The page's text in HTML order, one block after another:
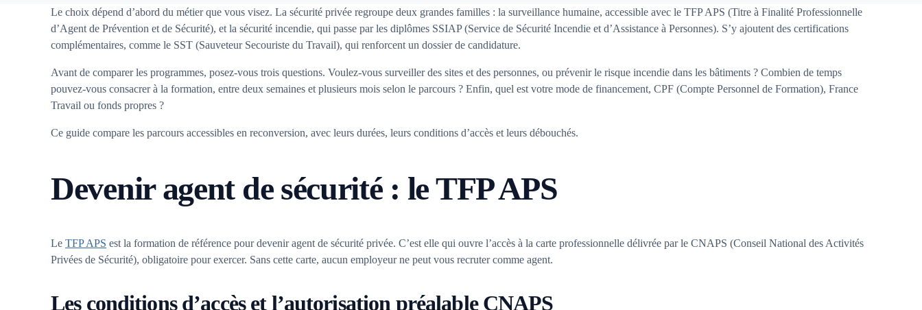
Le choix dépend d’abord du métier que vous visez. La sécurité privée regroupe deux grandes familles : la surveillance humaine, accessible avec le TFP APS (Titre à Finalité Professionnelle
d’Agent de Prévention et de Sécurité), et la sécurité incendie, qui passe par les diplômes SSIAP (Service de Sécurité Incendie et d’Assistance à Personnes). S’y ajoutent des certifications
complémentaires, comme le SST (Sauveteur Secouriste du Travail), qui renforcent un dossier de candidature.
Avant de comparer les programmes, posez-vous trois questions. Voulez-vous surveiller des sites et des personnes, ou prévenir le risque incendie dans les bâtiments ? Combien de temps
pouvez-vous consacrer à la formation, entre deux semaines et plusieurs mois selon le parcours ? Enfin, quel est votre mode de financement, CPF (Compte Personnel de Formation), France
Travail ou fonds propres ?
Ce guide compare les parcours accessibles en reconversion, avec leurs durées, leurs conditions d’accès et leurs débouchés.
Devenir agent de sécurité : le TFP APS
Le TFP APS est la formation de référence pour devenir agent de sécurité privée. C’est elle qui ouvre l’accès à la carte professionnelle délivrée par le CNAPS (Conseil National des Activités
Privées de Sécurité), obligatoire pour exercer. Sans cette carte, aucun employeur ne peut vous recruter comme agent.
Les conditions d’accès et l’autorisation préalable CNAPS